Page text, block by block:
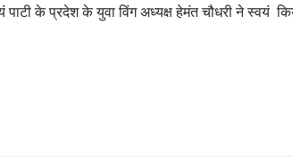
पाटी के प्रदेश के युवा विंग अध्यक्ष हेमंत चौधरी ने स्वयं